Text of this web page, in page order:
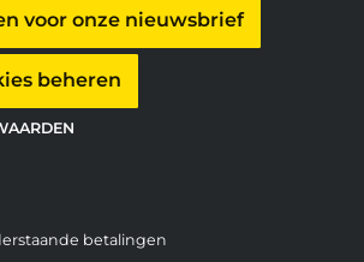
voor onze nieuwsbrief
beheren
betalingen